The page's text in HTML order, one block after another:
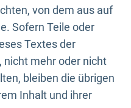
von dem aus auf
Sofern Teile oder
Textes der
nicht mehr oder nicht
bleiben die übrigen
Inhalt und ihrer